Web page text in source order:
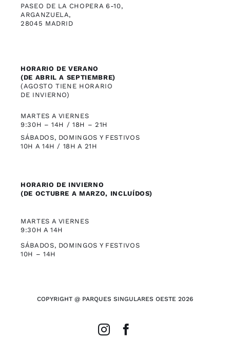
PASEO DE LA CHOPERA 6-10,
ARGANZUELA,
28045 MADRID
HORARIO DE VERANO
(DE ABRIL A SEPTIEMBRE)
(AGOSTO TIENE HORARIO
DE INVIERNO)
MARTES A VIERNES
9:30H – 14H / 18H – 21H
SÁBADOS, DOMINGOS Y FESTIVOS
10H A 14H / 18H A 21H
HORARIO DE INVIERNO
(DE OCTUBRE A MARZO, INCLUÍDOS)
MARTES A VIERNES
9:30H A 14H
SÁBADOS, DOMINGOS Y FESTIVOS
10H – 14H
COPYRIGHT @ PARQUES SINGULARES OESTE 2026